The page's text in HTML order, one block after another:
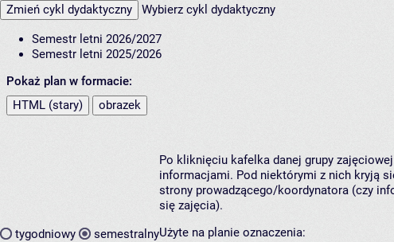
Zmień cykl dydaktyczny Wybierz cykl dydaktyczny
Semestr letni 2026/2027
Semestr letni 2025/2026
Pokaż plan w formacie:
HTML (stary)
obrazek
tygodniowy semestralny
Po kliknięciu kafelka danej grupy
informacjami. Pod niektórymi z nich kryją
strony prowadzącego/koordynatora (czy
się zajęcia).
Użyte na planie oznaczenia: